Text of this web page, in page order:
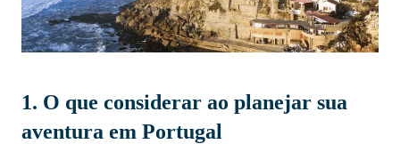
1. O que considerar ao planejar sua
aventura em Portugal